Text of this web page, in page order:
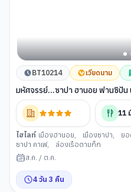
BT10214 เวียดนาม
มหัศจรรย์...ซาปา ฮานอย ฟานซิปัน
11
ไฮไลท์ เมืองฮานอย, เมืองซาปา, ยอ
ซาปา คาเฟ,
ล่องเรือตามก๊ก
ส.ค. / ต.ค.
4 วัน 3 คืน